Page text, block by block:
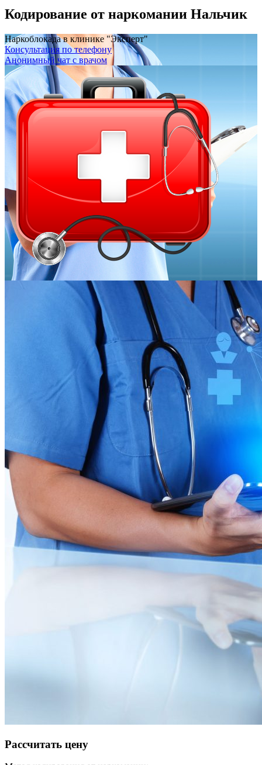
Кодирование от наркомании Нальчик
Наркоблокада в клинике "Эксперт"
Консультация по телефону
Анонимный чат с врачом
Рассчитать цену